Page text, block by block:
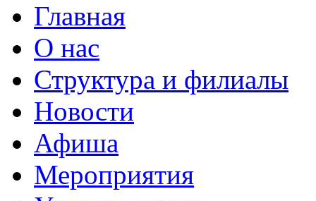
Главная
О нас
Структура и филиалы
Новости
Афиша
Мероприятия